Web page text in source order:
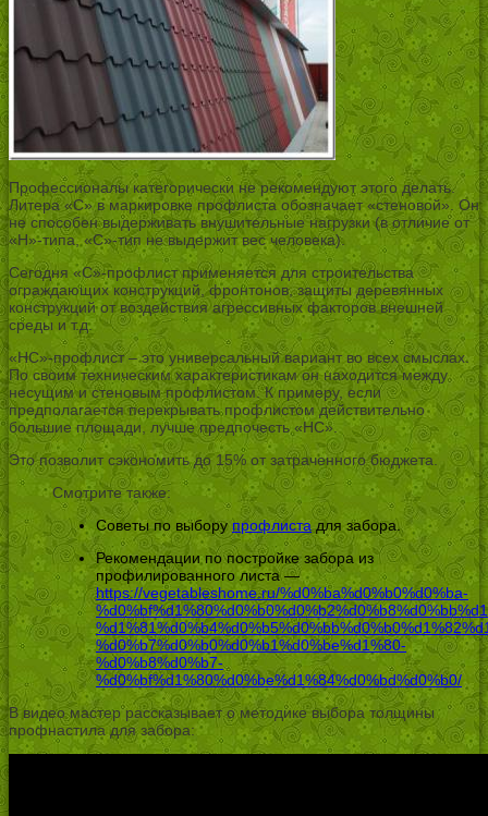
Профессионалы категорически не рекомендуют этого делать.
Литера «С» в маркировке профлиста обозначает «стеновой». Он
не способен выдерживать внушительные нагрузки (в отличие от
«Н»-типа, «С»-тип не выдержит вес человека).
Сегодня «С»-профлист применяется для строительства
ограждающих конструкций, фронтонов, защиты деревянных
конструкций от воздействия агрессивных факторов внешней
среды и т.д.
«НС»-профлист – это универсальный вариант во всех смыслах.
По своим техническим характеристикам он находится между
несущим и стеновым профлистом. К примеру, если
предполагается перекрывать профлистом действительно
большие площади, лучше предпочесть «НС».
Это позволит сэкономить до 15% от затраченного бюджета.
Смотрите также:
Советы по выбору профлистадля забора.
Рекомендации по постройке забора из
профилированного листа —
https://vegetableshome.ru/%d0%ba%d0%b0%d0%ba-
%d0%b7%d0%b0%d0%b1%d0%be%d1%80-
%d0%b8%d0%b7-
%d0%bf%d1%80%d0%be%d1%84%d0%bd%d0%b0/
В видео мастер рассказывает о методике выбора толщины
профнастила для забора: